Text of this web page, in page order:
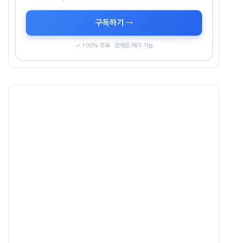
구독하기 →
✓ 100% 무료 · 언제든 해지 가능